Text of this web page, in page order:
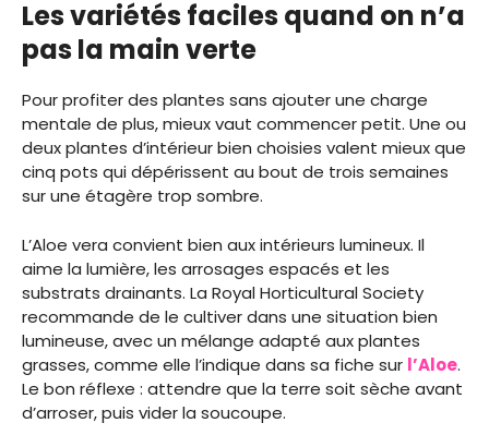
Les variétés faciles quand on n’a
pas la main verte
Pour profiter des plantes sans ajouter une charge
mentale de plus, mieux vaut commencer petit. Une ou
deux plantes d’intérieur bien choisies valent mieux que
cinq pots qui dépérissent au bout de trois semaines
sur une étagère trop sombre.
L’Aloe vera convient bien aux intérieurs lumineux. Il
aime la lumière, les arrosages espacés et les
substrats drainants. La Royal Horticultural Society
recommande de le cultiver dans une situation bien
lumineuse, avec un mélange adapté aux plantes
grasses, comme elle l’indique dans sa fiche sur l’Aloe.
Le bon réflexe : attendre que la terre soit sèche avant
d’arroser, puis vider la soucoupe.